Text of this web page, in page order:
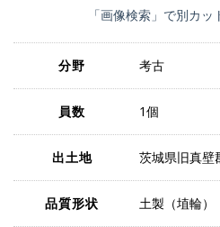
「画像検索」で別カ
分野 考古
員数 1個
出土地 茨城県旧真壁
品質形状 土製（埴輪）